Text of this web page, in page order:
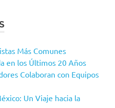
Más Comunes
en los Últimos 20 Años
Colaboran con Equipos
Un Viaje hacia la